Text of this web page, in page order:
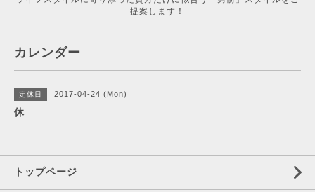
提案します！
カレンダー
定休日 2017-04-24 (Mon)
休
トップページ